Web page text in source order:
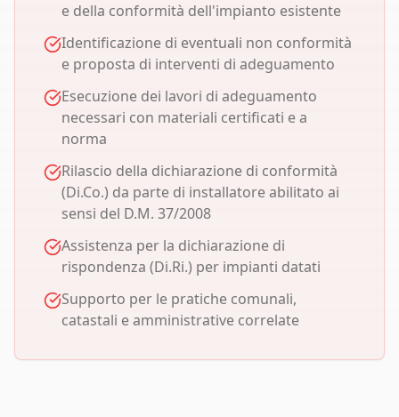
e della conformità dell'impianto esistente
Identificazione di eventuali non conformità
e proposta di interventi di adeguamento
Esecuzione dei lavori di adeguamento
necessari con materiali certificati e a
norma
Rilascio della dichiarazione di conformità
(Di.Co.) da parte di installatore abilitato ai
sensi del D.M. 37/2008
Assistenza per la dichiarazione di
rispondenza (Di.Ri.) per impianti datati
Supporto per le pratiche comunali,
catastali e amministrative correlate